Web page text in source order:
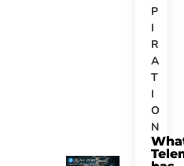
P
I
R
A
T
I
O
N